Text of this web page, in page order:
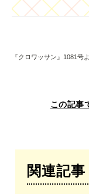
『クロワッサン』1081号
この記事
関連記事